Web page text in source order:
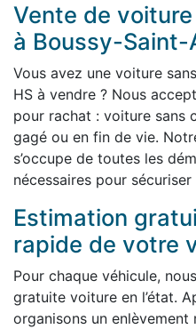
Vente de
à Boussy-Saint-
Vous avez une voiture
HS à vendre ? Nous
pour rachat : voiture sans
gagé ou en fin de vie.
s’occupe de toutes les
nécessaires pour
Estimation
rapide de votre
Pour chaque véhicule,
gratuite voiture en l’état.
organisons un